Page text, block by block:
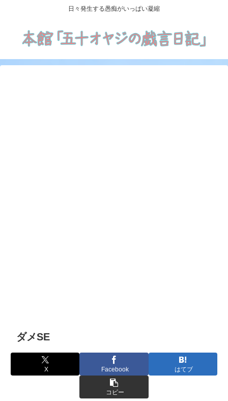
日々発生する愚痴がいっぱい凝縮
ダメSE
X Facebook はてブ
コピー